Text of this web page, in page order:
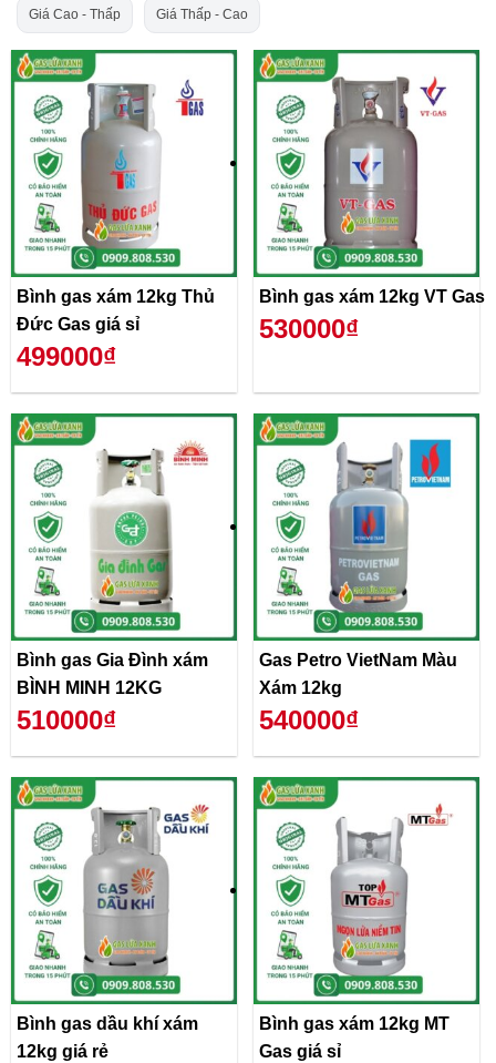
Giá Cao - Thấp Giá Thấp - Cao
Bình gas xám 12kg Thủ
Đức Gas giá sỉ
499000₫
Bình gas xám 12kg VT Gas
530000₫
Bình gas Gia Đình xám
BÌNH MINH 12KG
510000₫
Gas Petro VietNam Màu
Xám 12kg
540000₫
Bình gas dầu khí xám
12kg giá rẻ
Bình gas xám 12kg MT
Gas giá sỉ